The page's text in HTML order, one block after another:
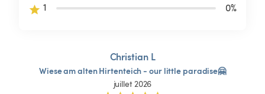
1
0%
Christian L
WieseamaltenHirtenteich - our little paradise🤗
juillet 2026